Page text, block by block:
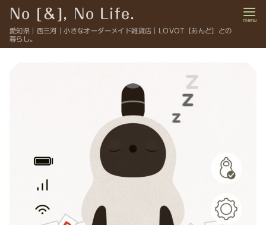
No [＆], No Life.
愛知県｜西三河｜小さなオーダーメイド雑貨店｜LOVOT［あんど］との
暮らし。